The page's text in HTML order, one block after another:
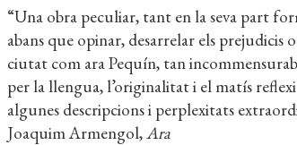
“Una obra peculiar, tant en la seva part
abans que opinar, desarrelar els prejudicis
ciutat com ara Pequín, tan
per la llengua, l’originalitat i el matís
algunes descripcions i perplexitats
Joaquim Armengol,Ara